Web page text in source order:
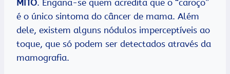
MITO. Engana-se quem acredita que o “caroço”
é o único sintoma do câncer de mama. Além
dele, existem alguns nódulos imperceptíveis ao
toque, que só podem ser detectados através da
mamografia.